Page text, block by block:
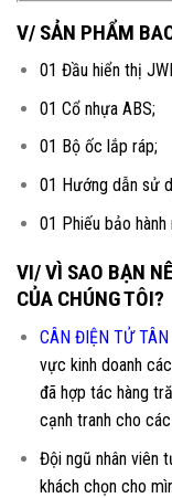
V/ SẢN PHẨM
01 Đầu hiển thị
01 Cổ nhựa ABS;
01 Bộ ốc lắp ráp;
01 Hướng dẫn sử
01 Phiếu bảo
VI/ VÌ SAO BẠN
CỦA CHÚNG TÔI?
CÂN ĐIỆN TỬ
vực kinh doanh
đã hợp tác hàng
cạnh tranh cho
Đội ngũ nhân viên
khách chọn cho